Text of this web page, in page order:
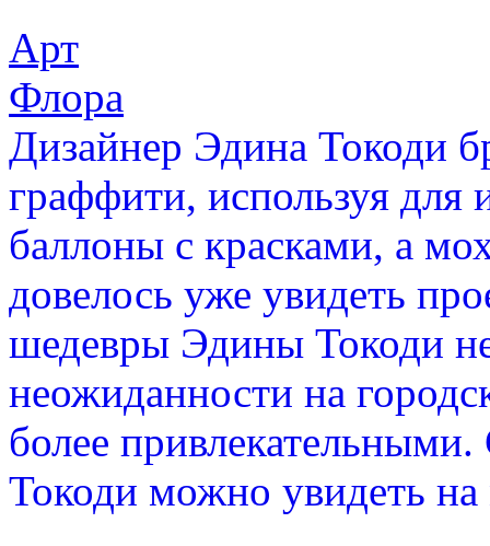
Арт
Флора
Дизайнер Эдина Токоди
граффити, используя для
баллоны с красками, а
довелось уже увидеть
шедевры Эдины Токоди
неожиданности на
более
Токоди можно увидеть